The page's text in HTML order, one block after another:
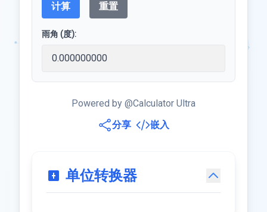
计算 重置
雨角 (度):
Powered by @Calculator Ultra
分享
嵌入
单位转换器